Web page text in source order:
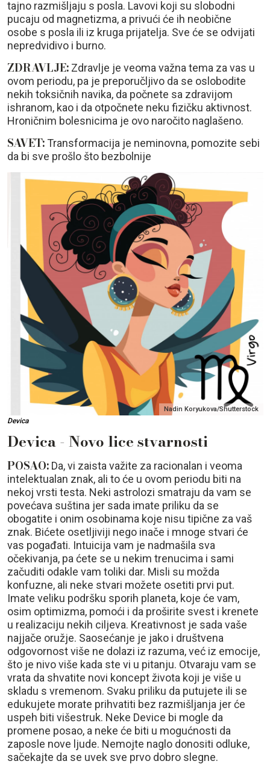
tajno razmišljaju s posla. Lavovi koji su slobodni
pucaju od magnetizma, a privući će ih neobične
osobe s posla ili iz kruga prijatelja. Sve će se odvijati
nepredvidivo i burno.
ZDRAVLJE:Zdravlje je veoma važna tema za vas u
ovom periodu, pa je preporučljivo da se oslobodite
nekih toksičnih navika, da počnete sa zdravijom
ishranom, kao i da otpočnete neku fizičku aktivnost.
Hroničnim bolesnicima je ovo naročito naglašeno.
SAVET:Transformacija je neminovna, pomozite sebi
da bi sve prošlo što bezbolnije
Nadin Koryukova/Shutterstock
Devica
Devica - Novo lice stvarnosti
POSAO:Da, vi zaista važite za racionalan i veoma
intelektualan znak, ali to će u ovom periodu biti na
nekoj vrsti testa. Neki astrolozi smatraju da vam se
povećava suština jer sada imate priliku da se
obogatite i onim osobinama koje nisu tipične za vaš
znak. Bićete osetljiviji nego inače i mnoge stvari će
vas pogađati. Intuicija vam je nadmašila sva
očekivanja, pa ćete se u nekim trenucima i sami
začuditi odakle vam toliki dar. Misli su možda
konfuzne, ali neke stvari možete osetiti prvi put.
Imate veliku podršku sporih planeta, koje će vam,
osim optimizma, pomoći i da proširite svest i krenete
u realizaciju nekih ciljeva. Kreativnost je sada vaše
najjače oružje. Saosećanje je jako i društvena
odgovornost više ne dolazi iz razuma, već iz emocije,
što je nivo više kada ste vi u pitanju. Otvaraju vam se
vrata da shvatite novi koncept života koji je više u
skladu s vremenom. Svaku priliku da putujete ili se
edukujete morate prihvatiti bez razmišljanja jer će
uspeh biti višestruk. Neke Device bi mogle da
promene posao, a neke će biti u mogućnosti da
zaposle nove ljude. Nemojte naglo donositi odluke,
sačekajte da se uvek sve prvo dobro slegne.